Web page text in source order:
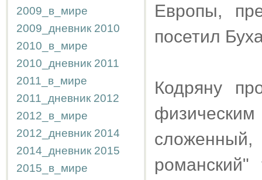
2009_в_мире
2009_дневник 2010
2010_в_мире
2010_дневник 2011
2011_в_мире
2011_дневник 2012
2012_в_мире
2012_дневник 2014
2014_дневник 2015
2015_в_мире
Европы,
посетил
Кодряну